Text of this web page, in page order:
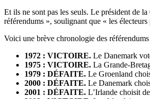
Et ils ne sont pas les seuls. Le président de
référendums », soulignant que « les
Voici une brève chronologie des
1972 : VICTOIRE. Le Danemark
1975 : VICTOIRE. La Grande-
1979 : DÉFAITE. Le Groenland
2000 : DÉFAITE. Le Danemark
2001 : DÉFAITE. L’Irlande choisit